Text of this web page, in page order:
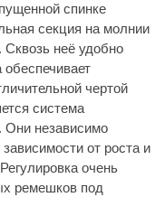
спинке
секция на молнии
Сквозь неё удобно
чертой
система
Они независимо
от роста и
очень
ремешков под